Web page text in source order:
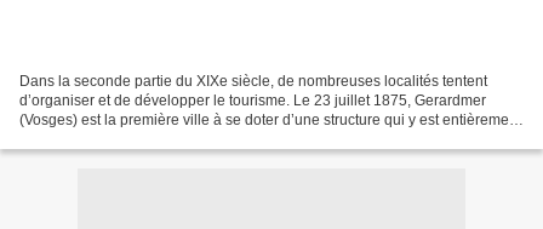
Dans la seconde partie du XIXe siècle, de nombreuses localités tentent
d’organiser et de développer le tourisme. Le 23 juillet 1875, Gerardmer
(Vosges) est la première ville à se doter d’une structure qui y est entièrement